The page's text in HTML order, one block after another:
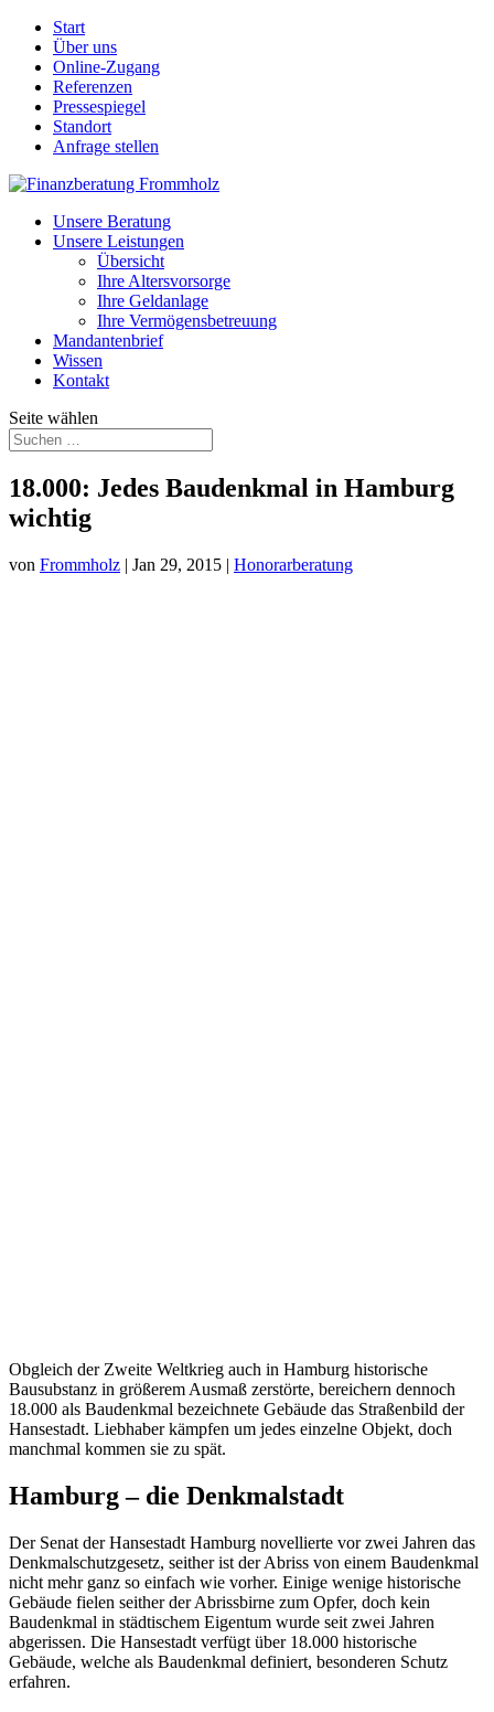
Start
Über uns
Online-Zugang
Referenzen
Pressespiegel
Standort
Anfrage stellen
Unsere Beratung
Unsere Leistungen
Übersicht
Ihre Altersvorsorge
Ihre Geldanlage
Ihre Vermögensbetreuung
Mandantenbrief
Wissen
Kontakt
Seite wählen
18.000: Jedes Baudenkmal in Hamburg
wichtig
von Frommholz | Jan 29, 2015 | Honorarberatung
Obgleich der Zweite Weltkrieg auch in Hamburg historische
Bausubstanz in größerem Ausmaß zerstörte, bereichern dennoch
18.000 als Baudenkmal bezeichnete Gebäude das Straßenbild der
Hansestadt. Liebhaber kämpfen um jedes einzelne Objekt, doch
manchmal kommen sie zu spät.
Hamburg – die Denkmalstadt
Der Senat der Hansestadt Hamburg novellierte vor zwei Jahren das
Denkmalschutzgesetz, seither ist der Abriss von einem Baudenkmal
nicht mehr ganz so einfach wie vorher. Einige wenige historische
Gebäude fielen seither der Abrissbirne zum Opfer, doch kein
Baudenkmal in städtischem Eigentum wurde seit zwei Jahren
abgerissen. Die Hansestadt verfügt über 18.000 historische
Gebäude, welche als Baudenkmal definiert, besonderen Schutz
erfahren.